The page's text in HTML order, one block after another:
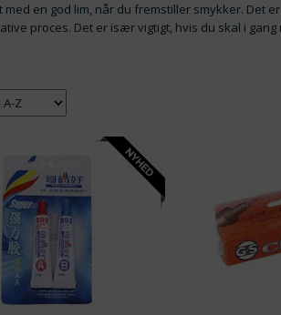
med en god lim, når du fremstiller smykker. Det
proces. Det er især vigtigt, hvis du skal i